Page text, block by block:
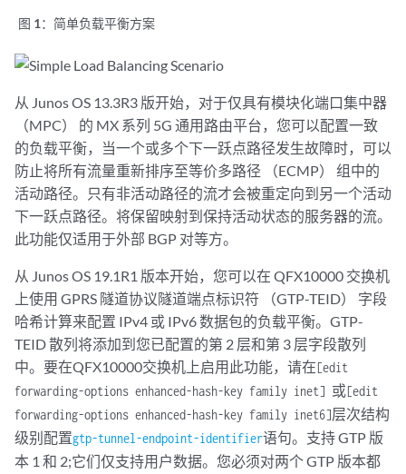
图 1： 简单负载平衡方案
从 Junos OS 13.3R3 版开始，对于仅具有模块化端口集中器
（MPC） 的 MX 系列 5G 通用路由平台，您可以配置一致
的负载平衡，当一个或多个下一跃点路径发生故障时，可以
防止将所有流量重新排序至等价多路径 （ECMP） 组中的
活动路径。只有非活动路径的流才会被重定向到另一个活动
下一跃点路径。将保留映射到保持活动状态的服务器的流。
此功能仅适用于外部 BGP 对等方。
从 Junos OS 19.1R1 版本开始，您可以在 QFX10000 交换机
上使用 GPRS 隧道协议隧道端点标识符 （GTP-TEID） 字段
哈希计算来配置 IPv4 或 IPv6 数据包的负载平衡。GTP-
TEID 散列将添加到您已配置的第 2 层和第 3 层字段散列
中。要在QFX10000交换机上启用此功能，请在[edit
forwarding-options enhanced-hash-key family inet] 或[edit
forwarding-options enhanced-hash-key family inet6]层次结构
级别配置gtp-tunnel-endpoint-identifier语句。支持 GTP 版
本 1 和 2;它们仅支持用户数据。您必须对两个 GTP 版本都